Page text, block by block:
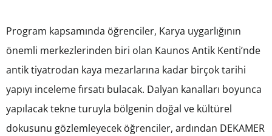
Program kapsamında öğrenciler, Karya uygarlığının
önemli merkezlerinden biri olan Kaunos Antik Kenti’nde
antik tiyatrodan kaya mezarlarına kadar birçok tarihi
yapıyı inceleme fırsatı bulacak. Dalyan kanalları boyunca
yapılacak tekne turuyla bölgenin doğal ve kültürel
dokusunu gözlemleyecek öğrenciler, ardından DEKAMER